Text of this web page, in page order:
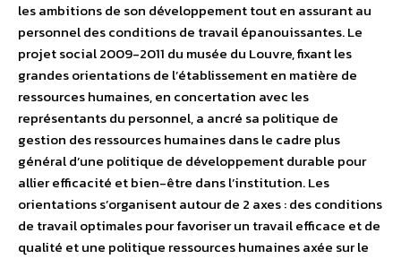
les ambitions de son développement tout en assurant au
personnel des conditions de travail épanouissantes. Le
projet social 2009-2011 du musée du Louvre, fixant les
grandes orientations de l’établissement en matière de
ressources humaines, en concertation avec les
représentants du personnel, a ancré sa politique de
gestion des ressources humaines dans le cadre plus
général d’une politique de développement durable pour
allier efficacité et bien-être dans l’institution. Les
orientations s’organisent autour de 2 axes : des conditions
de travail optimales pour favoriser un travail efficace et de
qualité et une politique ressources humaines axée sur le